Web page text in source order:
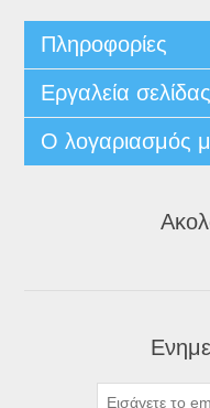
Πληροφορίες
Εργαλεία σελίδας
Ο λογαριασμός